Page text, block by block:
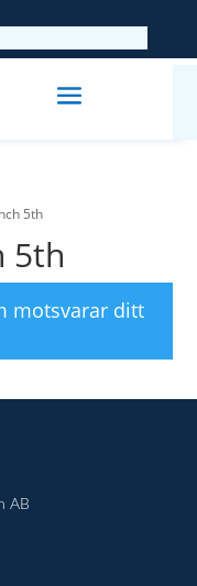
5th
5th
motsvarar ditt
AB